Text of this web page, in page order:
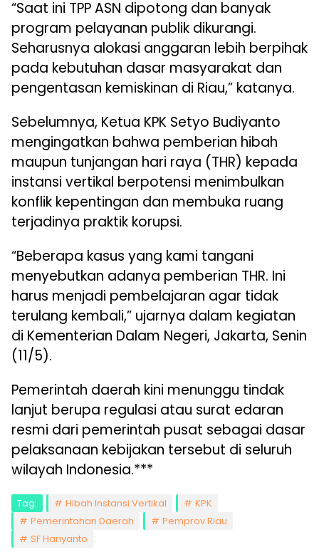
“Saat ini TPP ASN dipotong dan banyak
program pelayanan publik dikurangi.
Seharusnya alokasi anggaran lebih berpihak
pada kebutuhan dasar masyarakat dan
pengentasan kemiskinan di Riau,” katanya.
Sebelumnya, Ketua KPK Setyo Budiyanto
mengingatkan bahwa pemberian hibah
maupun tunjangan hari raya (THR) kepada
instansi vertikal berpotensi menimbulkan
konflik kepentingan dan membuka ruang
terjadinya praktik korupsi.
“Beberapa kasus yang kami tangani
menyebutkan adanya pemberian THR. Ini
harus menjadi pembelajaran agar tidak
terulang kembali,” ujarnya dalam kegiatan
di Kementerian Dalam Negeri, Jakarta, Senin
(11/5).
Pemerintah daerah kini menunggu tindak
lanjut berupa regulasi atau surat edaran
resmi dari pemerintah pusat sebagai dasar
pelaksanaan kebijakan tersebut di seluruh
wilayah Indonesia.***
Tag: Hibah Instansi Vertikal
KPK
Pemerintahan Daerah
Pemprov Riau
SF Hariyanto